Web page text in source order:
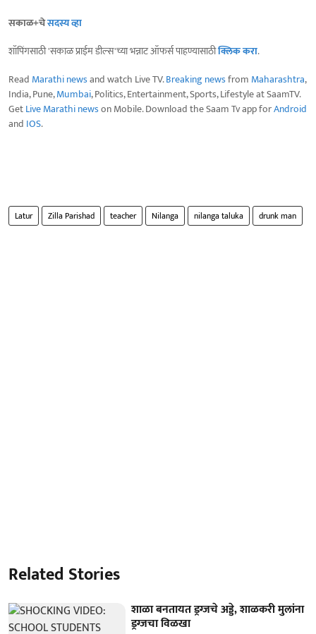
सकाळ+चेसदस्य व्हा
शॉपिंगसाठी 'सकाळ प्राईम डील्स'च्या भन्नाट ऑफर्स पाहण्यासाठीक्लिक करा.
Read Marathi newsand watch Live TV.Breaking newsfrom Maharashtra,
India, Pune,Mumbai, Politics, Entertainment, Sports, Lifestyle at SaamTV.
GetLive Marathi newson Mobile. Download the Saam Tv app forAndroid
and IOS.
Latur Zilla Parishad teacher Nilanga nilanga taluka drunk man
Related Stories
शाळा बनतायत ड्रग्जचे अड्डे, शाळकरी मुलांना
ड्रग्जचा विळखा